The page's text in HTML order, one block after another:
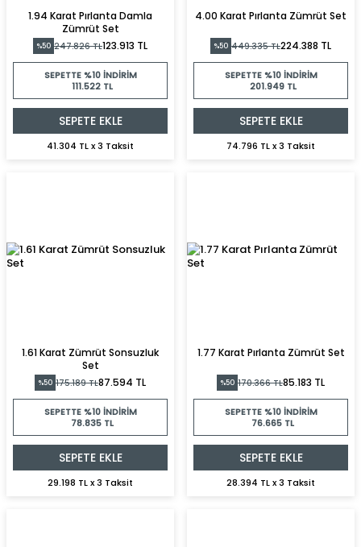
1.94 Karat Pırlanta Damla
Zümrüt Set
%50 247.826 TL123.913 TL
SEPETTE %10 İNDIRIM
111.522 TL
SEPETE EKLE
41.304 TL x 3 Taksit
4.00 Karat Pırlanta Zümrüt Set
%50 449.335 TL224.388 TL
SEPETTE %10 İNDIRIM
201.949 TL
SEPETE EKLE
74.796 TL x 3 Taksit
1.61 Karat Zümrüt Sonsuzluk
Set
%50 175.189 TL87.594 TL
SEPETTE %10 İNDIRIM
78.835 TL
SEPETE EKLE
29.198 TL x 3 Taksit
1.77 Karat Pırlanta Zümrüt Set
%50 170.366 TL85.183 TL
SEPETTE %10 İNDIRIM
76.665 TL
SEPETE EKLE
28.394 TL x 3 Taksit